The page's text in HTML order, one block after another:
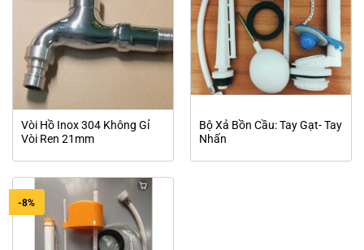
Vòi Hồ Inox 304 Không Gỉ
Vòi Ren 21mm
Bộ Xả Bồn Cầu: Tay Gạt- Tay
Nhấn
-8%